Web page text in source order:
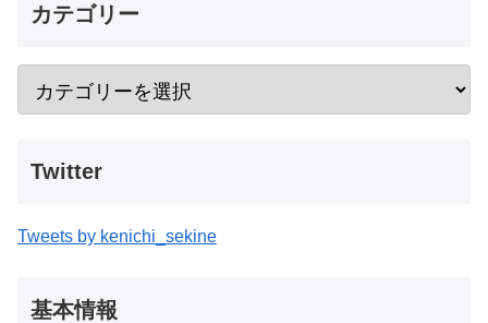
カテゴリー
Twitter
Tweets by kenichi_sekine
基本情報